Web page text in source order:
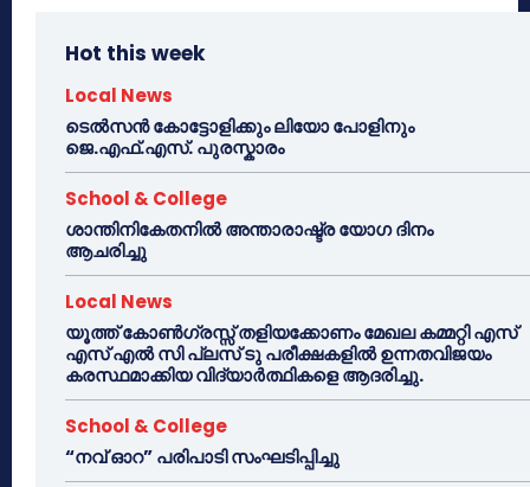
Hot this week
Local News
ടെൽസൻ കോട്ടോളിക്കും ലിയോ പോളിനും
ജെ.എഫ്.എസ്. പുരസ്കാരം
School & College
ശാന്തിനികേതനിൽ അന്താരാഷ്ട്ര യോഗ ദിനം
ആചരിച്ചു
Local News
യൂത്ത് കോൺഗ്രസ്സ് തളിയക്കോണം മേഖല കമ്മറ്റി എസ്
എസ് എൽ സി പ്ലസ് ടു പരീക്ഷകളിൽ ഉന്നതവിജയം
കരസ്ഥമാക്കിയ വിദ്യാർത്ഥികളെ ആദരിച്ചു.
School & College
“നവ് ഓറ” പരിപാടി സംഘടിപ്പിച്ചു